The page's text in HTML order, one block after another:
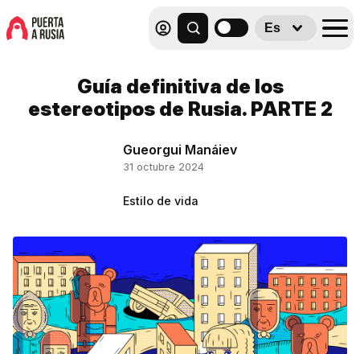
Es
Guía definitiva de los
estereotipos de Rusia. PARTE 2
Gueorgui Manáiev
31 octubre 2024
Estilo de vida